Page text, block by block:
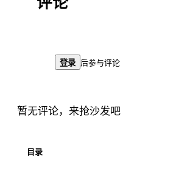
登录 后参与评论
暂无评论，来抢沙发吧
目录